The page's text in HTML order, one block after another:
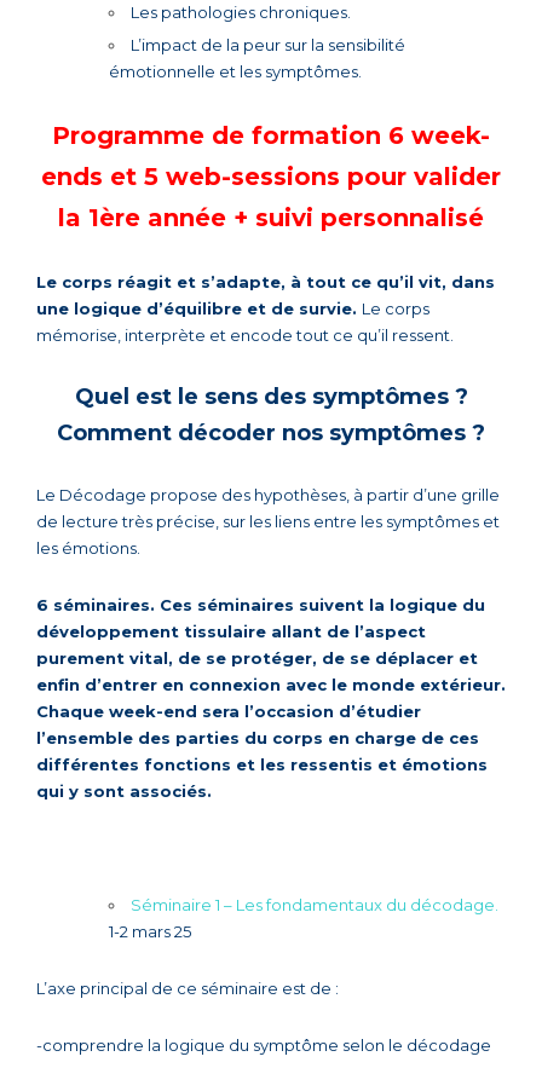
Les pathologies chroniques.
L’impact de la peur sur la sensibilité
émotionnelle et les symptômes.
Programme de formation 6 week-
ends et 5 web-sessions pour valider
la 1ère année + suivi personnalisé
Le corps réagit et s’adapte, à tout ce qu’il vit, dans
une logique d’équilibre et de survie. Le corps
mémorise, interprète et encode tout ce qu’il ressent.
Quel est le sens des symptômes ?
Comment décoder nos symptômes ?
Le Décodage propose des hypothèses, à partir d’une grille
de lecture très précise, sur les liens entre les symptômes et
les émotions.
6 séminaires. Ces séminaires suivent la logique du
développement tissulaire allant de l’aspect
purement vital, de se protéger, de se déplacer et
enfin d’entrer en connexion avec le monde extérieur.
Chaque week-end sera l’occasion d’étudier
l’ensemble des parties du corps en charge de ces
différentes fonctions et les ressentis et émotions
qui y sont associés.
Séminaire 1 – Les fondamentaux du décodage.
1-2 mars 25
L’axe principal de ce séminaire est de :
-comprendre la logique du symptôme selon le décodage